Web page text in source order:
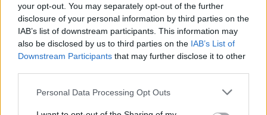
your opt-out. You may separately opt-out of the further
disclosure of your personal information by third parties on the
IAB’s list of downstream participants. This information may
also be disclosed by us to third parties on the IAB’s List of
Downstream Participants that may further disclose it to other
Personal Data Processing Opt Outs
Faire de l'argent facile pourquoi faire autrement
Moi j'ai fait la guerre pour habiter Rue de la Paix
Je ne manque jamais à l'appel quand c'est le jour de la
paye